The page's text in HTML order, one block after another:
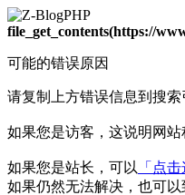
file_get_contents(https://
可能的错误原因
请复制上方错误信息到搜
如果您是访客，这说明网
如果您是站长，可以 「点击
如果仍然无法解决，也可以